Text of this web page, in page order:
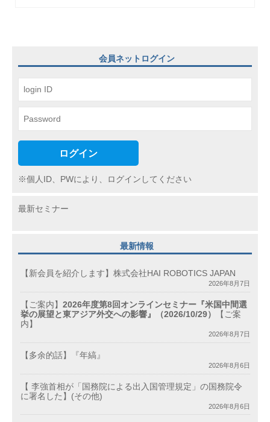
ン
会員ネットログイン
ログイン
※個人ID、PWにより、ログインしてください
最新セミナー
最新情報
【新会員を紹介します】株式会社HAI ROBOTICS JAPAN
2026年8月7日
【ご案内】 2026年度第8回オンラインセミナー『米国中間選
挙の展望と東アジア外交への影響』（2026/10/29）
【ご案
内】
2026年8月7日
【多余的話】『年縞』
2026年8月6日
【 李強首相が「国務院による出入国管理規定」の国務院令
に署名した】(その他)
2026年8月6日